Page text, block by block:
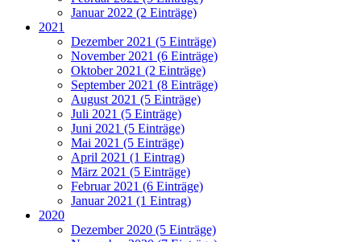
Januar 2022 (2 Einträge)
2021
Dezember 2021 (5 Einträge)
November 2021 (6 Einträge)
Oktober 2021 (2 Einträge)
September 2021 (8 Einträge)
August 2021 (5 Einträge)
Juli 2021 (5 Einträge)
Juni 2021 (5 Einträge)
Mai 2021 (5 Einträge)
April 2021 (1 Eintrag)
März 2021 (5 Einträge)
Februar 2021 (6 Einträge)
Januar 2021 (1 Eintrag)
2020
Dezember 2020 (5 Einträge)